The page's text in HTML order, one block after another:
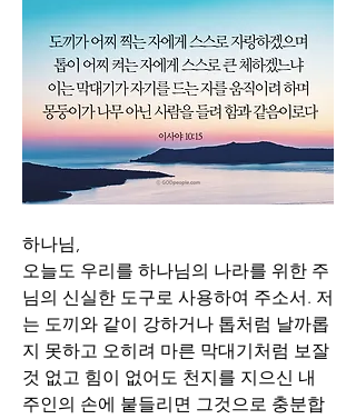
하나님,
오늘도 우리를 하나님의 나라를 위한 주
님의 신실한 도구로 사용하여 주소서. 저
는 도끼와 같이 강하거나 톱처럼 날까롭
지 못하고 오히려 마른 막대기처럼 보잘
것 없고 힘이 없어도 천지를 지으신 내
주인의 손에 붙들리면 그것으로 충분합